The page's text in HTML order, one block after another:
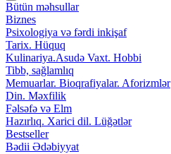
Bütün məhsullar
Biznes
Psixologiya və fərdi inkişaf
Tarix. Hüquq
Kulinariya.Asudə Vaxt. Hobbi
Tibb, sağlamlıq
Memuarlar. Bioqrafiyalar. Aforizmlər
Din. Məxfilik
Fəlsəfə və Elm
Hazırlıq. Xarici dil. Lüğətlər
Bestseller
Bədii Ədəbiyyat